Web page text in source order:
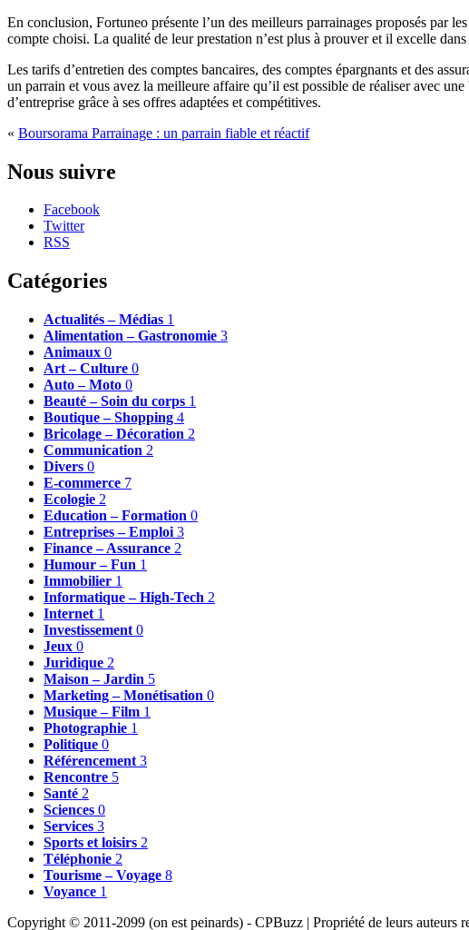
En conclusion, Fortuneo présente l’un des meilleurs parrainages proposés par
compte choisi. La qualité de leur prestation n’est plus à prouver et il excelle
Les tarifs d’entretien des comptes bancaires, des comptes épargnants et des
un parrain et vous avez la meilleure affaire qu’il est possible de réaliser avec
d’entreprise grâce à ses offres adaptées et compétitives.
« Boursorama Parrainage : un parrain fiable et réactif
Nous suivre
Facebook
Twitter
RSS
Catégories
Actualités – Médias 1
Alimentation – Gastronomie 3
Animaux 0
Art – Culture 0
Auto – Moto 0
Beauté – Soin du corps 1
Boutique – Shopping 4
Bricolage – Décoration 2
Communication 2
Divers 0
E-commerce 7
Ecologie 2
Education – Formation 0
Entreprises – Emploi 3
Finance – Assurance 2
Humour – Fun 1
Immobilier 1
Informatique – High-Tech 2
Internet 1
Investissement 0
Jeux 0
Juridique 2
Maison – Jardin 5
Marketing – Monétisation 0
Musique – Film 1
Photographie 1
Politique 0
Référencement 3
Rencontre 5
Santé 2
Sciences 0
Services 3
Sports et loisirs 2
Téléphonie 2
Tourisme – Voyage 8
Voyance 1
Copyright © 2011-2099 (on est peinards) - CPBuzz | Propriété de leurs auteurs